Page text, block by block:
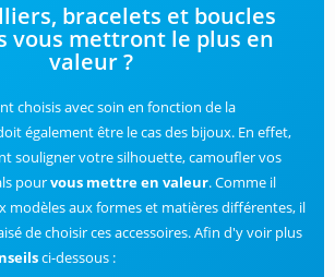
bracelets et boucles
vous mettront le plus en
valeur ?
choisis avec soin en fonction de la
également être le cas des bijoux. En effet,
souligner votre silhouette, camoufler vos
pourvous mettre en valeur. Comme il
modèles aux formes et matières différentes, il
de choisir ces accessoires. Afin d'y voir plus
ci-dessous :